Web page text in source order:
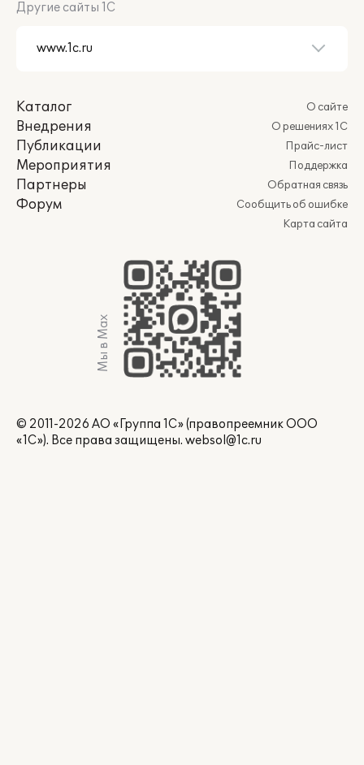
Другие сайты 1С
Каталог
Внедрения
Публикации
Мероприятия
Партнеры
Форум
О сайте
О решениях 1С
Прайс-лист
Поддержка
Обратная связь
Сообщить об ошибке
Карта сайта
Мы в Max
© 2011-2026 АО «Группа 1С» (правопреемник ООО
«1С»). Все права защищены. websol@1c.ru